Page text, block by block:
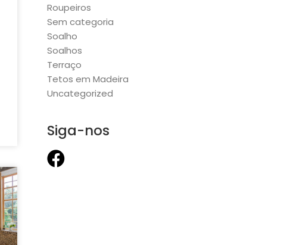
Roupeiros
Sem categoria
Soalho
Soalhos
Terraço
Tetos em Madeira
Uncategorized
Siga-nos